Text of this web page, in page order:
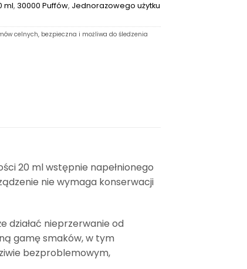
ml, 30000 Puffów, Jednorazowego użytku
celnych, bezpieczna i możliwa do śledzenia
20 ml wstępnie napełnionego
nie wymaga konserwacji
działać nieprzerwanie od
gamę smaków, w tym
bezproblemowym,